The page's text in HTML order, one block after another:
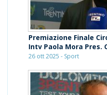
Premiazione Finale
Intv Paola Mora Pres.
26 ott 2025 - Sport